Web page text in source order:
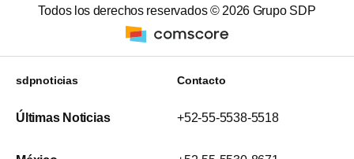
Todos los derechos reservados © 2026 Grupo SDP
sdpnoticias
Últimas Noticias
Contacto
+52-55-5538-5518